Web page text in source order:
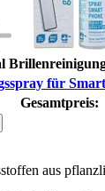
für
Gesamtpreis:
aus